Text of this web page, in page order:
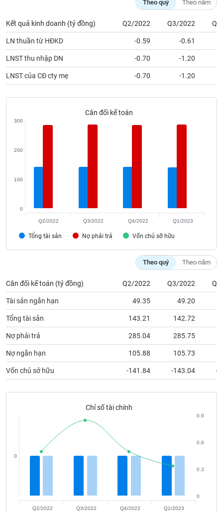
Theo quý Theo năm
Kết quả kinh doanh (tỷ đồng) Q2/2022 Q3/2022
LN thuần từ HĐKD -0.59 -0.61
LNST thu nhập DN -0.70 -1.20
LNST của CĐ cty mẹ -0.70 -1.20
Cân đối kế toán
Tổng tài sản Nợ phải trả Vốn chủ sỡ hữu
0
100
200
300
Q2/2022 Q3/2022 Q4/2022 Q1/2023
Theo quý Theo năm
Cân đối kế toán (tỷ đồng) Q2/2022 Q3/2022
Tài sản ngắn hạn 49.35 49.20
Tổng tài sản 143.21 142.72
Nợ phải trả 285.04 285.75
Nợ ngắn hạn 105.88 105.73
Vốn chủ sở hữu -141.84 -143.04 -
Chỉ số tài chính
0
0
0.3
0.6
0.9
Q2/2022 Q3/2022 Q4/2022 Q1/2023
(-)
Thuật
ngữ
(-)
Dịch
Đào
cụ
đầu
tư
Truyền
thông
tài
chính
chính